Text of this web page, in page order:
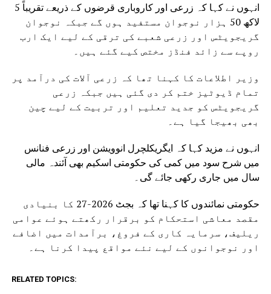
انہوں نے کہا کہ زرعی اور کاروباری قرضوں کے ذریعے تقریباً 5
لاکھ 50 ہزار نوجوان مستفید ہوں گے جبکہ نوجوان
گریجویٹس اور زرعی شعبے کی ترقی کے لیے ایک ارب
روپے سے زائد فنڈز مختص کیے گئے ہیں۔
وزیر اطلاعات کا کہنا تھا کہ زرعی آلات کی درآمد پر
تمام ڈیوٹیز ختم کر دی گئی ہیں جبکہ زرعی
گریجویٹس کو جدید تعلیم اور تربیت کے لیے چین
بھی بھیجا گیا ہے۔
انہوں نے مزید کہا کہ ایگریکلچرل انوویشن اور زرعی فنانس
میں شرح سود میں کمی کی حکومتی اسکیم بھی آئندہ مالی
سال میں جاری رکھی جائے گی۔
حکومتی نمائندوں کا کہنا تھا کہ بجٹ 2026-27 کا بنیادی
مقصد معاشی استحکام کو برقرار رکھتے ہوئے عوامی
ریلیف، سرمایہ کاری کے فروغ، برآمدات میں اضافے
اور نوجوانوں کے لیے نئے مواقع پیدا کرنا ہے۔
RELATED TOPICS: